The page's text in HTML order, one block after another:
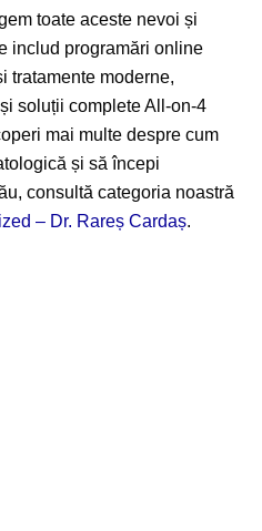
toate aceste nevoi și
includ programări online
tratamente moderne,
soluții complete All-on-4
mai multe despre cum
și să începi
consultă categoria noastră
– Dr. Rareș Cardaș.